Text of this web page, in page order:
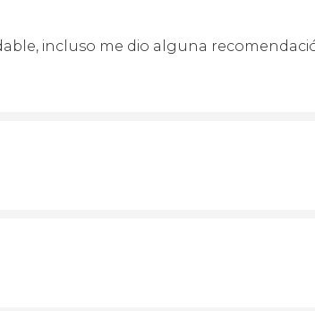
incluso me dio alguna